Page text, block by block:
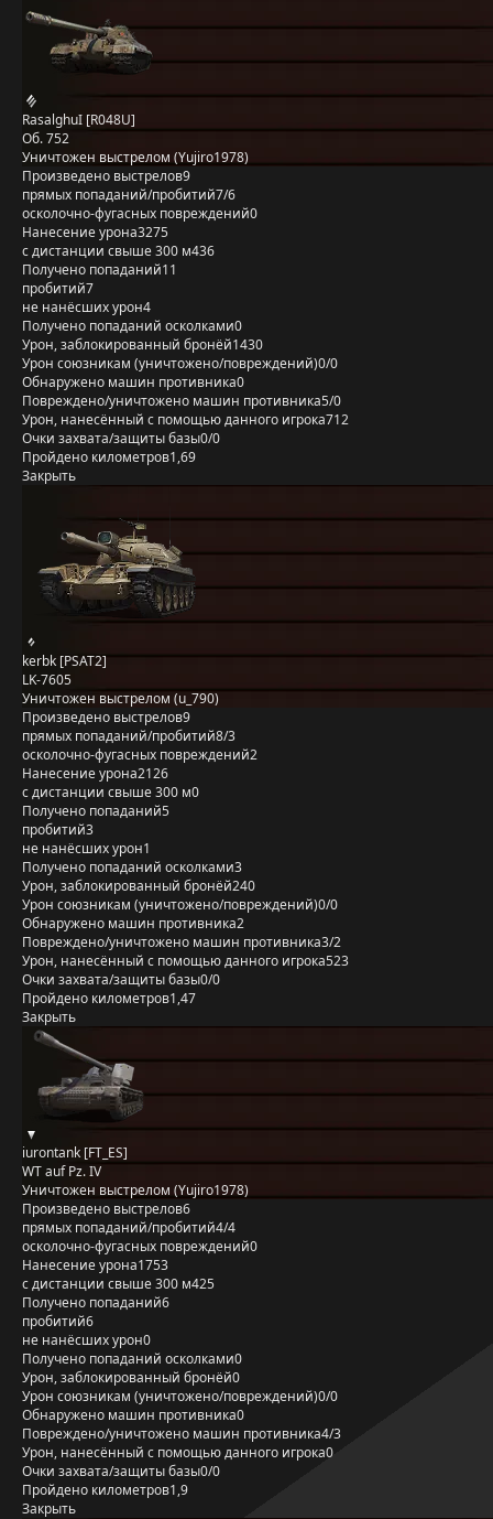
RasalghuI [R048U]
Об. 752
Уничтожен выстрелом (Yujiro1978)
Произведено выстрелов9
прямых попаданий/пробитий7/6
осколочно-фугасных повреждений0
Нанесение урона3275
с дистанции свыше 300 м436
Получено попаданий11
пробитий7
не нанёсших урон4
Получено попаданий осколками0
Урон, заблокированный бронёй1430
Урон союзникам (уничтожено/повреждений)0/0
Обнаружено машин противника0
Повреждено/уничтожено машин противника5/0
Урон, нанесённый с помощью данного игрока712
Очки захвата/защиты базы0/0
Пройдено километров1,69
Закрыть
kerbk [PSAT2]
LK-7605
Уничтожен выстрелом (u_790)
Произведено выстрелов9
прямых попаданий/пробитий8/3
осколочно-фугасных повреждений2
Нанесение урона2126
с дистанции свыше 300 м0
Получено попаданий5
пробитий3
не нанёсших урон1
Получено попаданий осколками3
Урон, заблокированный бронёй240
Урон союзникам (уничтожено/повреждений)0/0
Обнаружено машин противника2
Повреждено/уничтожено машин противника3/2
Урон, нанесённый с помощью данного игрока523
Очки захвата/защиты базы0/0
Пройдено километров1,47
Закрыть
iurontank [FT_ES]
WT auf Pz. IV
Уничтожен выстрелом (Yujiro1978)
Произведено выстрелов6
прямых попаданий/пробитий4/4
осколочно-фугасных повреждений0
Нанесение урона1753
с дистанции свыше 300 м425
Получено попаданий6
пробитий6
не нанёсших урон0
Получено попаданий осколками0
Урон, заблокированный бронёй0
Урон союзникам (уничтожено/повреждений)0/0
Обнаружено машин противника0
Повреждено/уничтожено машин противника4/3
Урон, нанесённый с помощью данного игрока0
Очки захвата/защиты базы0/0
Пройдено километров1,9
Закрыть